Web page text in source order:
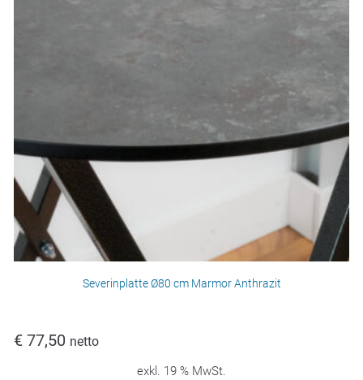
Severinplatte Ø80 cm Marmor Anthrazit
€ 77,50 netto
exkl. 19 % MwSt.